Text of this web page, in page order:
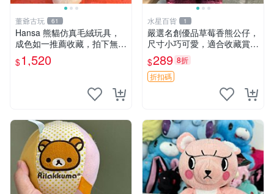
董爺古玩 61
Hansa 熊貓仿真毛絨玩具，
成色如一推薦收藏，拍下無疑
心 熊貓 毛絨玩具 收藏
$1,520
水星百貨 1
嚴選名創優品草莓香熊公仔，
尺寸小巧可愛，適合收藏賞玩
30cm 玩具 公仔 草莓熊
$289 8折
折扣碼